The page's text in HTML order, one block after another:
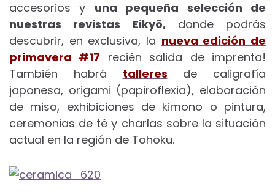
accesorios y una pequeña selección de
nuestras revistas Eikyô,donde podrás
descubrir, en exclusiva, la nueva edición de
primavera #17 recién salida de imprenta!
También habrá talleres de caligrafía
japonesa, origami (papiroflexia), elaboración
de miso, exhibiciones de kimono o pintura,
ceremonias de té y charlas sobre la situación
actual en la región de Tohoku.